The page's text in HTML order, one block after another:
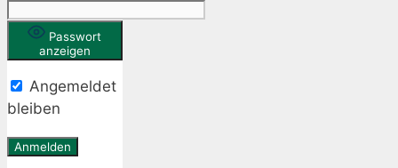
Passwort
anzeigen
Angemeldet
bleiben